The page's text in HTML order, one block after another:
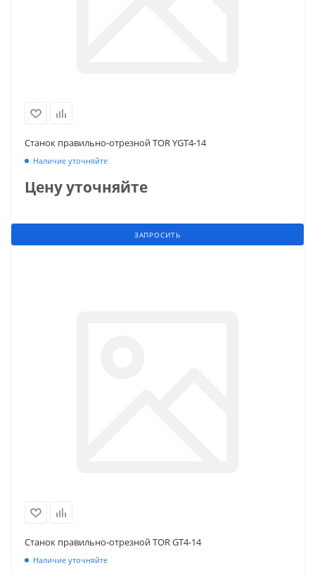
Станок правильно-отрезной TOR YGT4-14
Наличие уточняйте
Цену уточняйте
ЗАПРОСИТЬ
Станок правильно-отрезной TOR GT4-14
Наличие уточняйте